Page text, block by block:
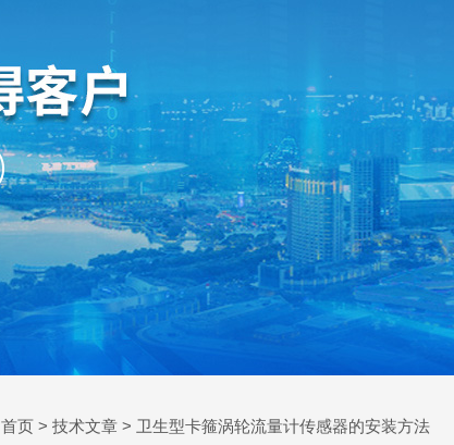
首页 > 技术文章 > 卫生型卡箍涡轮流量计传感器的安装方法